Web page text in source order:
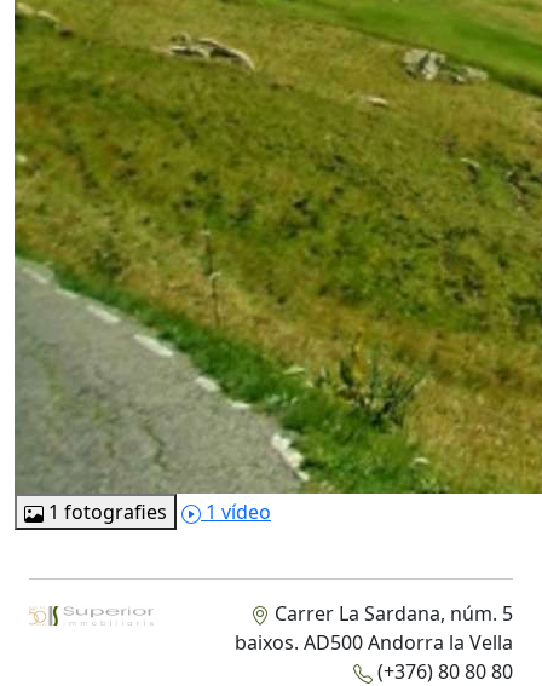
1 fotografies 1 vídeo
Carrer La Sardana, núm. 5
baixos. AD500 Andorra la Vella
(+376) 80 80 80